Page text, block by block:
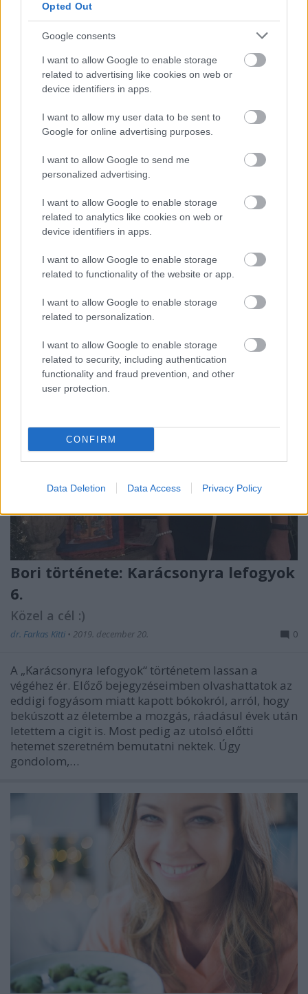
Opted Out
Google consents
I want to allow Google to enable storage
related to advertising like cookies on web or
device identifiers in apps.
I want to allow my user data to be sent to
Google for online advertising purposes.
I want to allow Google to send me
personalized advertising.
I want to allow Google to enable storage
related to analytics like cookies on web or
device identifiers in apps.
I want to allow Google to enable storage
related to functionality of the website or app.
I want to allow Google to enable storage
related to personalization.
I want to allow Google to enable storage
related to security, including authentication
functionality and fraud prevention, and other
user protection.
CONFIRM
Data Deletion Data Access Privacy Policy
Bori története: Karácsonyra
lefogytam!
Új alak a karácsonyfa alá
dr. Farkas Kitti• 2019. december 25.
Karácsony van, Bori az új alakját teheti a fa alá.
Elhatározta, hogy sok kudarc, több évnyi sikertelen
próbálkozás után, mintegy utolsó próbálkozásként
ad egy esélyt az Alakorvoslás Programnak. Az elmúlt
hetekben nyomon követhettük az egész történetét, és
hihetetlen változást láthattunk. Leadott 12…
Bori története: Karácsonyra lefogyok
6.
Közel a cél :)
dr. Farkas Kitti • 2019. december 20. 0
A „Karácsonyra lefogyok“ történetem lassan a
végéhez ér. Előző bejegyzéseimben olvashattatok az
eddigi fogyásom miatt kapott bókokról, arról, hogy
bekúszott az életembe a mozgás, ráadásul évek után
letettem a cigit is. Most pedig az utolsó előtti
hetemet szeretném bemutatni nektek. Úgy
gondolom,…